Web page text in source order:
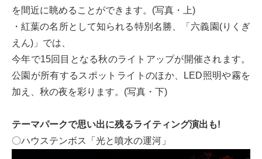
を間近に眺めることができます。(写真・上)
・紅葉の名所として知られる特別名勝、「六義園(りくぎ
えん)」では、
今年で15回目となる秋のライトアップが開催されます。
公園が所有するスポットライトのほか、LED照明や霧を
加え、秋の夜を彩ります。(写真・下)
テーマパークで思い出に残るライティング演出も!
〇ハウステンボス「光と噴水の運河」